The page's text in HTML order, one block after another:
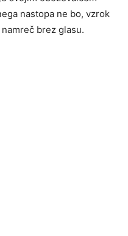
nastopa ne bo, vzrok
brez glasu.